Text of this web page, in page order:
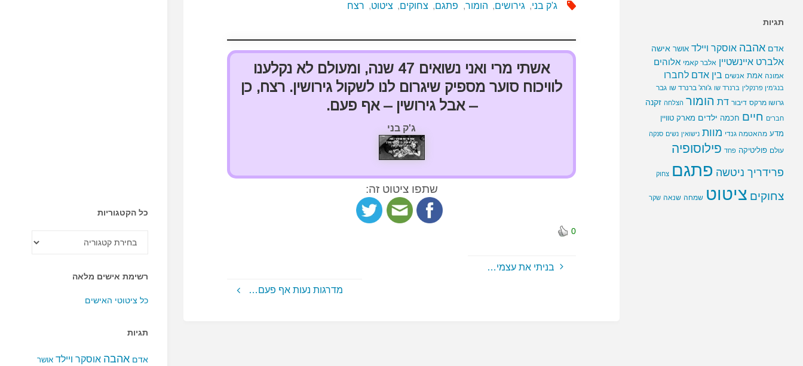
ג'ק בני, גירושים, הומור, פתגם, צחוקים, ציטוט, רצח
אשתי מרי ואני נשואים 47 שנה, ומעולם לא נקלענו
לוויכוח סוער מספיק שיגרום לנו לשקול גירושין. רצח, כן
– אבל גירושין – אף פעם.
ג'ק בני
שתפו ציטוט זה:
0
בניתי את עצמי…
מדרגות נעות אף פעם…
כל הקטגוריות
הקטגוריות
רשימת אישים מלאה
כל ציטוטי האישים
תגיות
אדם אהבה אוסקר ויילד אושר
תגיות
אדם אהבה אוסקר ויילד אושר אישה
אלברט איינשטיין אלבר קאמי אלוהים
אמונה אמת אנשים בין אדם לחברו
בנג'מין פרנקלין ברנרד שו ג'ורג' ברנרד שו גבר
גרושו מרקס דיבור דת הומור הצלחה זקנה
חברים חיים חכמה ילדים מארק טוויין
מדע מהאטמה גנדי מוות נישואין נשים סנקה
עולם פוליטיקה פחד פילוסופיה
פרידריך ניטשה פתגם צחוק
צחוקים ציטוט שמחה שנאה שקר